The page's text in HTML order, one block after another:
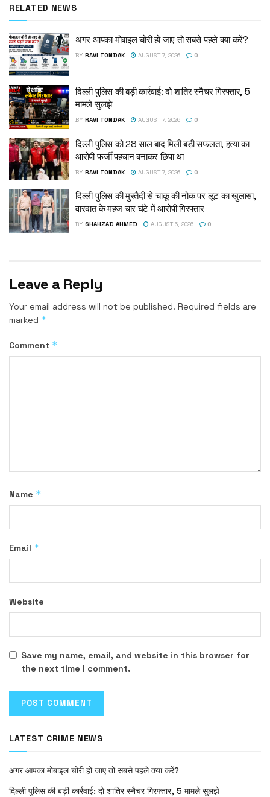
RELATED NEWS
अगर आपका मोबाइल चोरी हो जाए तो सबसे पहले क्या करें?
BY RAVI TONDAK AUGUST 7, 2026 0
दिल्ली पुलिस की बड़ी कार्रवाई: दो शातिर स्नैचर गिरफ्तार, 5
मामले सुलझे
BY RAVI TONDAK AUGUST 7, 2026 0
दिल्ली पुलिस को 28 साल बाद मिली बड़ी सफलता, हत्या का
आरोपी फर्जी पहचान बनाकर छिपा था
BY RAVI TONDAK AUGUST 7, 2026 0
दिल्ली पुलिस की मुस्तैदी से चाकू की नोक पर लूट का खुलासा,
वारदात के महज चार घंटे में आरोपी गिरफ्तार
BY SHAHZAD AHMED AUGUST 6, 2026 0
Leave a Reply
Your email address will not be published. Required fields are
marked *
Comment *
Name *
Email *
Website
Save my name, email, and website in this browser for
the next time I comment.
LATEST CRIME NEWS
अगर आपका मोबाइल चोरी हो जाए तो सबसे पहले क्या करें?
दिल्ली पुलिस की बड़ी कार्रवाई: दो शातिर स्नैचर गिरफ्तार, 5 मामले सुलझे